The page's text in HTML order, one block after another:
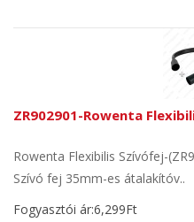
ZR902901-Rowenta
Rowenta Flexibilis Szívófej-
Szívó fej 35mm-es átalakítóv..
Fogyasztói ár:6,299Ft